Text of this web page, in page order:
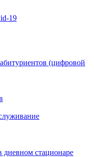
19
(цифровой
дневном стационаре